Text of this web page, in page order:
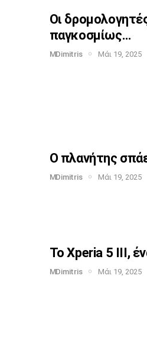
Οι
παγκοσμίως…
MDimitris Μάι 19, 2025
Ο πλανήτης
MDimitris Μάι 19, 2025
Το Xperia 5 III,
MDimitris Μάι 19, 2025